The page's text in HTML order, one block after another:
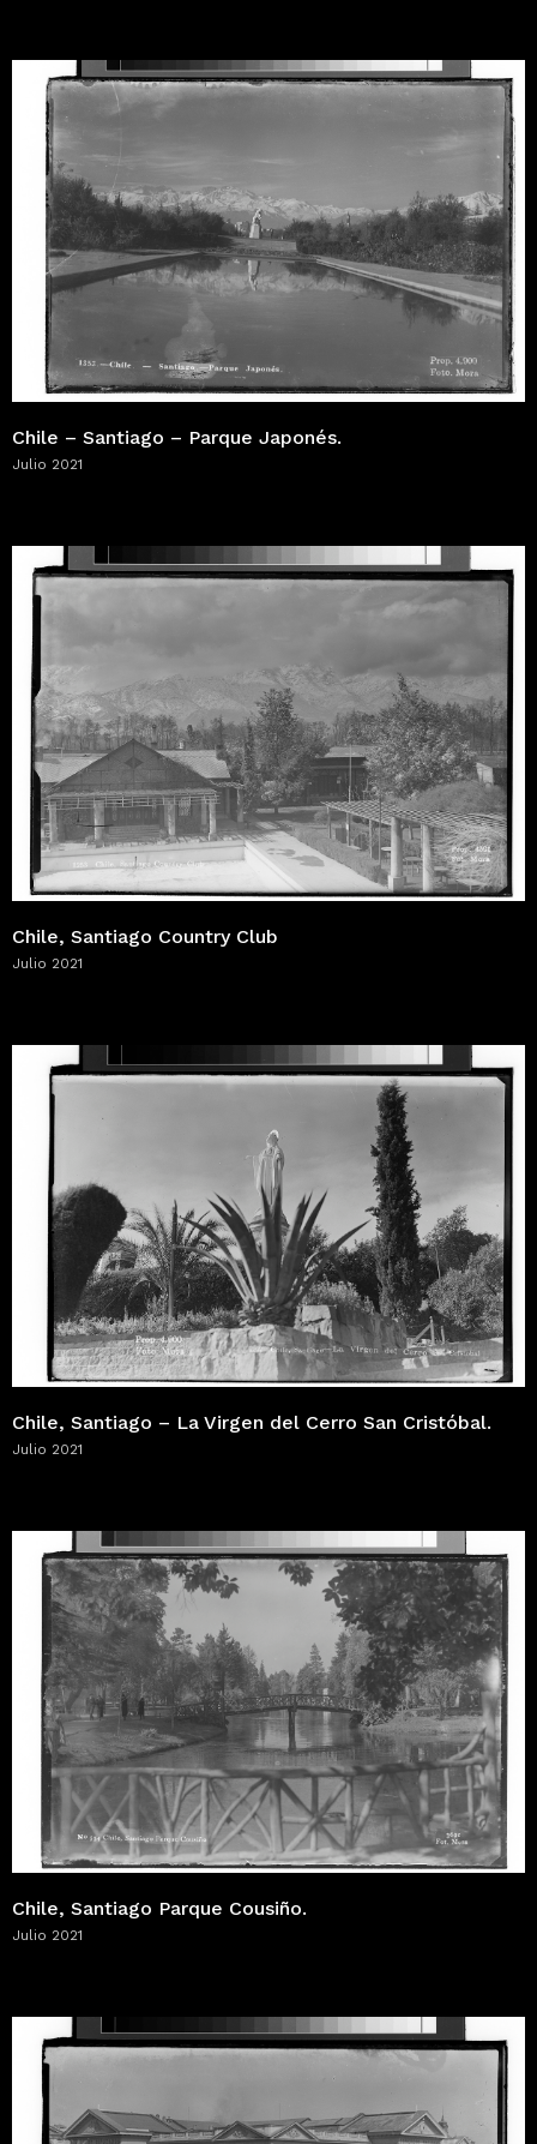
Chile – Santiago – Parque Japonés.
Julio 2021
Chile, Santiago Country Club
Julio 2021
Chile, Santiago – La Virgen del Cerro San Cristóbal.
Julio 2021
Chile, Santiago Parque Cousiño.
Julio 2021